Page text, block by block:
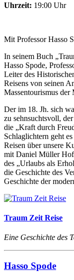
Uhrzeit: 19:00 Uhr
Mit Professor Hasso
In seinem Buch
Hasso Spode,
Leiter des
Reisens von seinen
Massentourismus der
Der im 18. Jh. sich
zu sehnsuchtsvoll,
die „Kraft durch
Schlaglichtern geht
Reisen über unsere
mit Daniel Müller
des „Urlaubs als
die Geschichte des
Geschichte der
Traum Zeit Reise
Eine Geschichte des
Hasso Spode